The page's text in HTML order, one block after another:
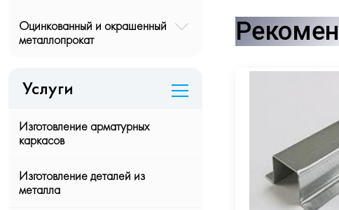
Оцинкованный и окрашенный
металлопрокат
Услуги
Изготовление арматурных
каркасов
Изготовление деталей из
металла